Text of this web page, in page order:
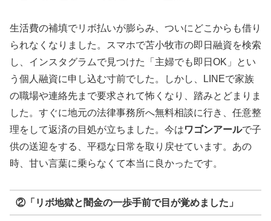
生活費の補填でリボ払いが膨らみ、ついにどこからも借り
られなくなりました。スマホで苫小牧市の即日融資を検索
し、インスタグラムで見つけた「主婦でも即日OK」とい
う個人融資に申し込む寸前でした。しかし、LINEで家族
の職場や連絡先まで要求されて怖くなり、踏みとどまりま
した。すぐに地元の法律事務所へ無料相談に行き、任意整
理をして返済の目処が立ちました。今はワゴンアールで子
供の送迎をする、平穏な日常を取り戻せています。あの
時、甘い言葉に乗らなくて本当に良かったです。
②「リボ地獄と闇金の一歩手前で目が覚めました」